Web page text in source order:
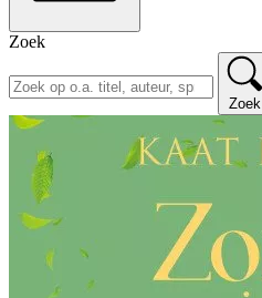
Zoek
Zoek